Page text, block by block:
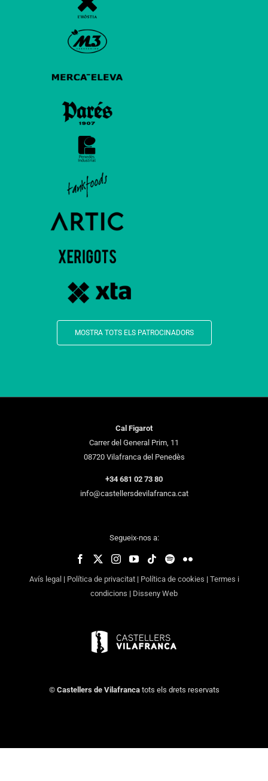
MOSTRA TOTS ELS PATROCINADORS
Cal Figarot
Carrer del General Prim, 11
08720 Vilafranca del Penedès
+34 681 02 73 80
info@castellersdevilafranca.cat
Segueix-nos a:
Avís legal| Política de privacitat| Política de cookies | Termes i
condicions | Disseny Web
© Castellers de Vilafrancatots els drets reservats